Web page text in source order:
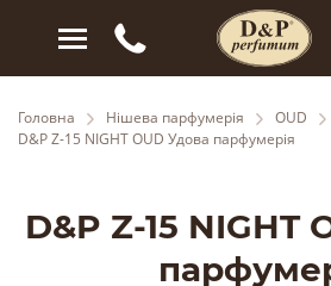
Головна Нішева парфумерія
OUD
D&P Z-15 NIGHT OUD Удова парфумерія
D&P Z-15 NIGHT